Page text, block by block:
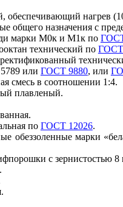
обеспечивающий нагрев
общего назначения с
марки М0к и М1к по
технический по ГОСТ
или ГОСТ 9880, или
смесь в соотношении 1:4.
плавленый.
по ГОСТ 12026.
обеззоленные марки
с зернистостью 8